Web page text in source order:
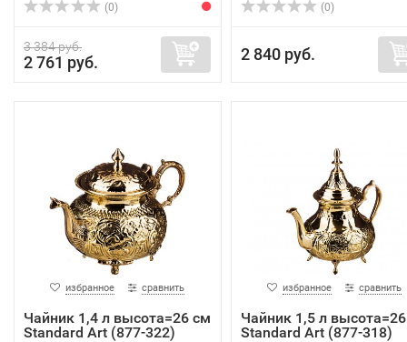
(0)
3 384 руб.
2 761 руб.
(0)
2 840 руб.
избранное сравнить
Чайник 1,4 л высота=26 см
Standard Art (877-322)
избранное сравнить
Чайник 1,5 л
Standard Art (877-318)